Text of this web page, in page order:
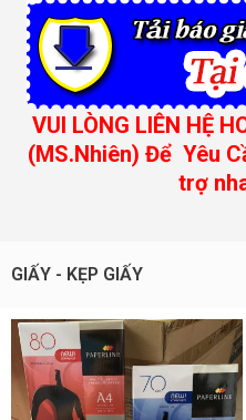
VUI LÒNG LIÊN HỆ
(MS.Nhiên) Để Yêu
trợ
GIẤY - KẸP GIẤY